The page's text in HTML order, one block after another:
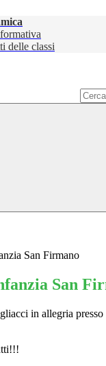
delle classi
San Firmano
San
in allegria